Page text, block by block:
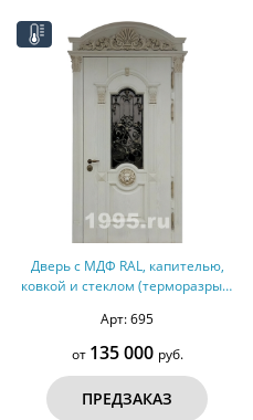
Дверь с МДФ RAL, капителью,
ковкой и стеклом (терморазрыв)
Арт: 695
от 135 000 руб.
ПРЕДЗАКАЗ